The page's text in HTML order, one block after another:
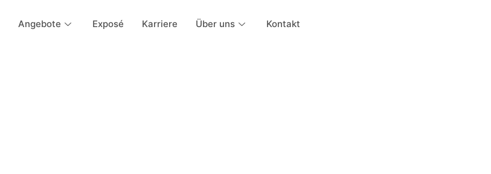
Angebote Exposé Karriere Über uns Kontakt